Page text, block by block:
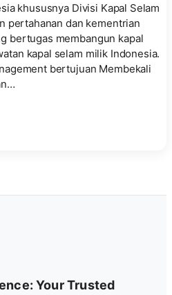
khususnya Divisi Kapal Selam
pertahanan dan kementrian
bertugas membangun kapal
kapal selam milik Indonesia.
bertujuan Membekali
Your Trusted